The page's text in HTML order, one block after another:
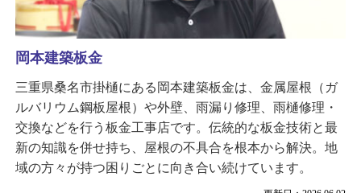
岡本建築板金
三重県桑名市掛樋にある岡本建築板金は、金属屋根（ガ
ルバリウム鋼板屋根）や外壁、雨漏り修理、雨樋修理・
交換などを行う板金工事店です。伝統的な板金技術と最
新の知識を併せ持ち、屋根の不具合を根本から解決。地
域の方々が持つ困りごとに向き合い続けています。